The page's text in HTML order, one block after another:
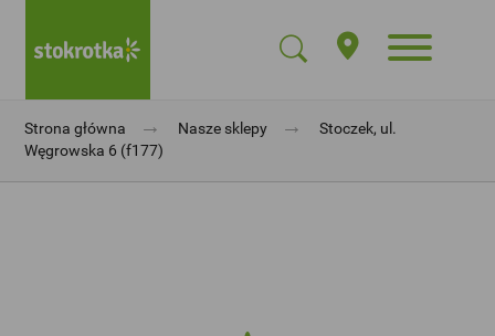
Strona główna → Nasze sklepy →
Stoczek, ul.
Węgrowska 6 (f177)